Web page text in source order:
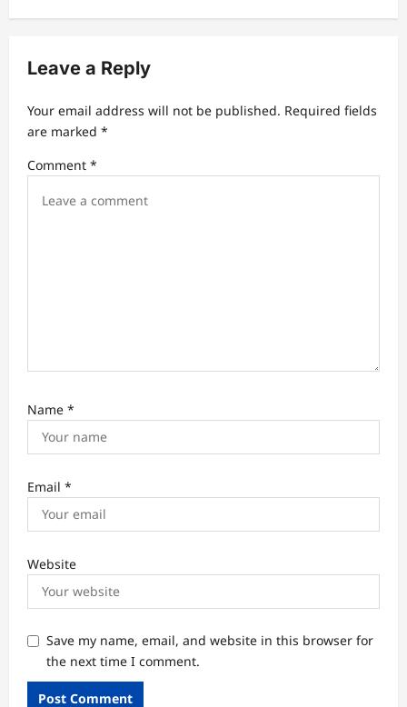
a
i
a
i
Leave a Reply
Your email address will not be published. Required fields
are marked *
Comment *
Name *
Email *
Website
Save my name, email, and website in this browser for
the next time I comment.